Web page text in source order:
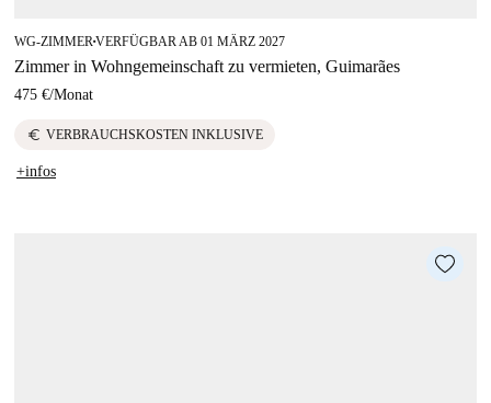
WG-ZIMMER ■VERFÜGBAR AB 01 MÄRZ 2027
Zimmer in Wohngemeinschaft zu vermieten, Guimarães
475 €/Monat
euro VERBRAUCHSKOSTEN INKLUSIVE
+infos